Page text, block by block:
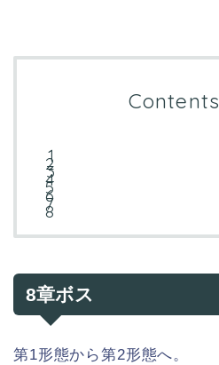
Contents
8章ボス
第1形態から第2形態へ。